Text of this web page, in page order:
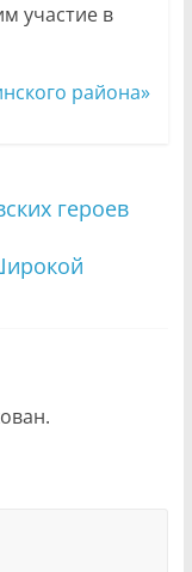
участие в
района»
героев